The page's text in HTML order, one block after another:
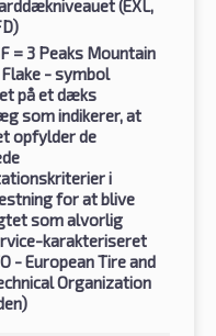
(EXL,
= 3 Peaks Mountain
- symbol
på et dæks
som indikerer, at
opfylder de
i
for at blive
som alvorlig
karakteriseret
- European Tire and
Organization